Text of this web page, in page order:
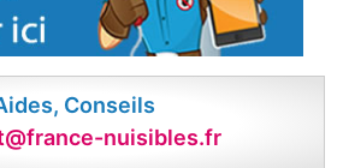
Conseils
nuisibles.fr